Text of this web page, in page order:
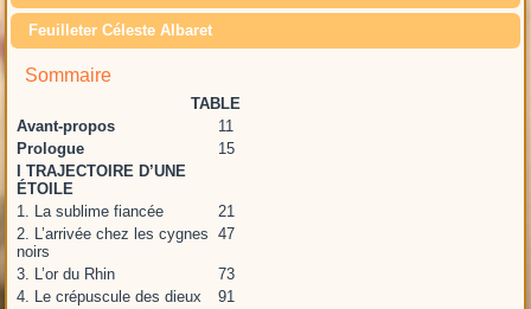
Feuilleter Céleste Albaret
Sommaire
TABLE
Avant-propos
11
Prologue
15
I TRAJECTOIRE D’UNE
ÉTOILE
1. La sublime fiancée
21
2. L’arrivée chez les cygnes
noirs
47
3. L’or du Rhin
73
4. Le crépuscule des dieux
91